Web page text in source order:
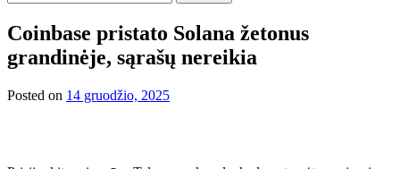
Coinbase pristato Solana žetonus
grandinėje, sąrašų nereikia
Posted on 14 gruodžio, 2025